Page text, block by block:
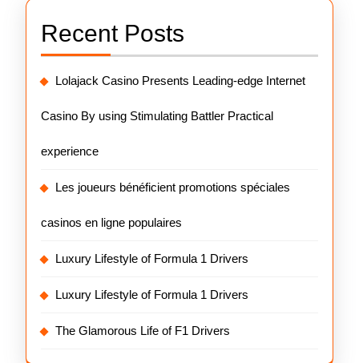
Recent Posts
Lolajack Casino Presents Leading-edge Internet
Casino By using Stimulating Battler Practical
experience
Les joueurs bénéficient promotions spéciales
casinos en ligne populaires
Luxury Lifestyle of Formula 1 Drivers
Luxury Lifestyle of Formula 1 Drivers
The Glamorous Life of F1 Drivers